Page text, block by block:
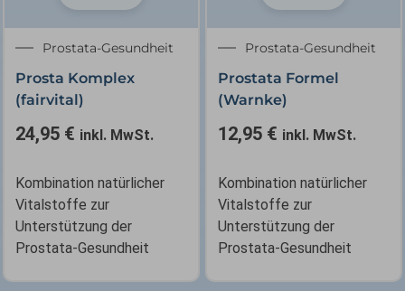
Prostata-Gesundheit
Prosta Komplex
(fairvital)
24,95 € inkl. MwSt.
Kombination natürlicher
Vitalstoffe zur
Unterstützung der
Prostata-Gesundheit
Prostata-Gesundheit
Prostata Formel
(Warnke)
12,95 € inkl. MwSt.
Kombination natürlicher
Vitalstoffe zur
Unterstützung der
Prostata-Gesundheit